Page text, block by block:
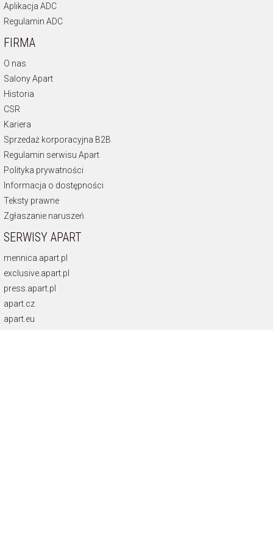
Aplikacja ADC
Regulamin ADC
FIRMA
O nas
Salony Apart
Historia
CSR
Kariera
Sprzedaż korporacyjna B2B
Regulamin serwisu Apart
Polityka prywatności
Informacja o dostępności
Teksty prawne
Zgłaszanie naruszeń
SERWISY APART
mennica.apart.pl
exclusive.apart.pl
press.apart.pl
apart.cz
apart.eu